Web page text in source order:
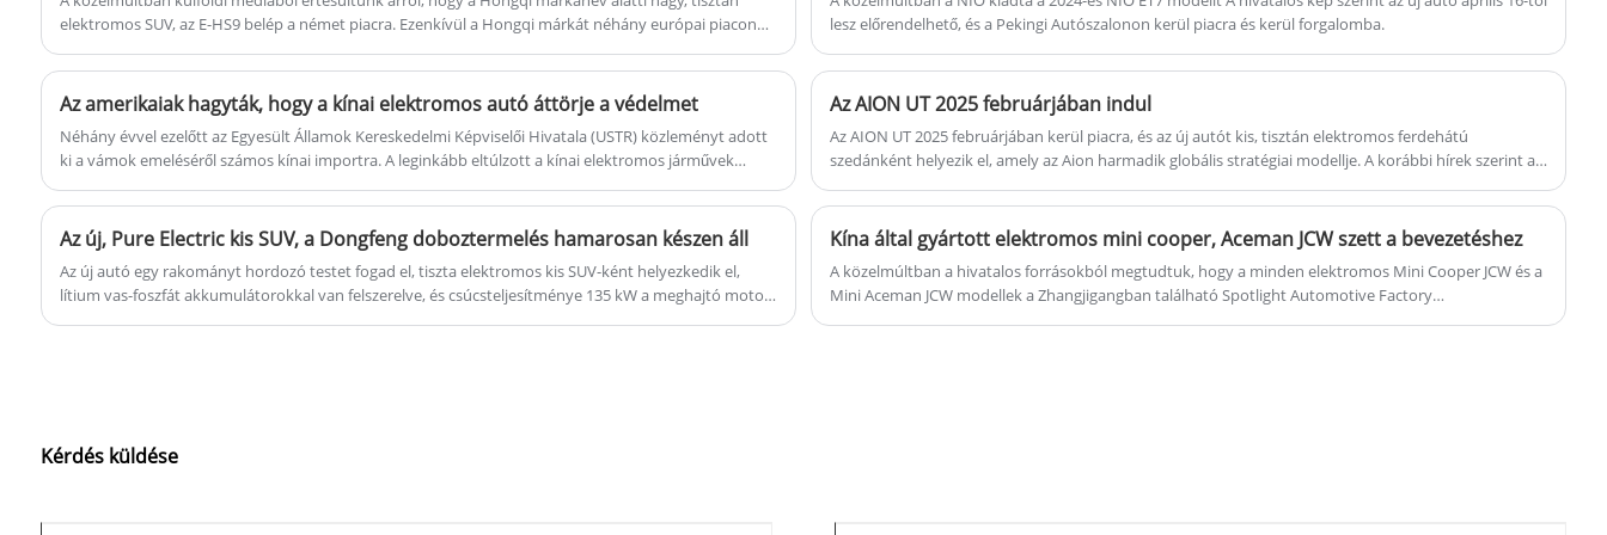
elektromos SUV, az E-HS9 belép a német piacra. Ezenkívül a Hongqi márkát néhány európai piacon
lesz előrendelhető, és a Pekingi Autószalonon kerül piacra és kerül forgalomba.
Az amerikaiak hagyták, hogy a kínai elektromos autó áttörje a védelmet
Néhány évvel ezelőtt az Egyesült Államok Kereskedelmi Képviselői Hivatala (USTR) közleményt adott
ki a vámok emeléséről számos kínai importra. A leginkább eltúlzott a kínai elektromos járművek
Az AION UT 2025 februárjában indul
Az AION UT 2025 februárjában kerül piacra, és az új autót kis, tisztán elektromos ferdehátú
szedánként helyezik el, amely az Aion harmadik globális stratégiai modellje. A korábbi hírek szerint az
Az új, Pure Electric kis SUV, a Dongfeng doboztermelés hamarosan készen áll
Az új autó egy rakományt hordozó testet fogad el, tiszta elektromos kis SUV-ként helyezkedik el,
lítium vas-foszfát akkumulátorokkal van felszerelve, és csúcsteljesítménye 135 kW a meghajtó motor
Kína által gyártott elektromos mini cooper, Aceman JCW szett a bevezetéshez
A közelmúltban a hivatalos forrásokból megtudtuk, hogy a minden elektromos Mini Cooper JCW és a
Mini Aceman JCW modellek a Zhangjigangban található Spotlight Automotive Factory
Kérdés küldése